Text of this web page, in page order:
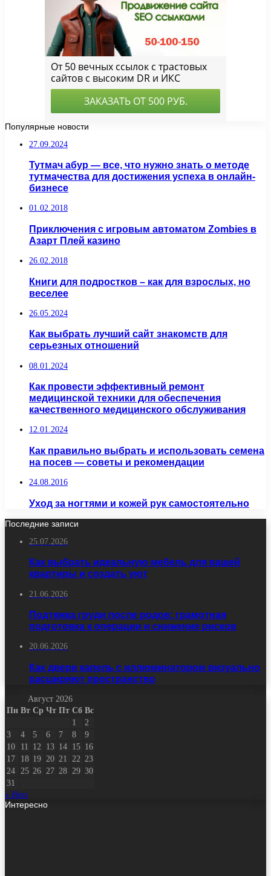
Популярные новости
27.09.2024
Тутмач абур — все, что нужно знать о методе
тутмачества для достижения успеха в онлайн-
бизнесе
01.02.2018
Приключения с игровым автоматом Zombies в
Азарт Плей казино
26.02.2018
Книги для подростков – как для взрослых, но
веселее
26.05.2024
Как выбрать лучший сайт знакомств для
серьезных отношений
08.01.2024
Как провести эффективный ремонт
медицинской техники для обеспечения
качественного медицинского обслуживания
12.01.2024
Как правильно выбрать и использовать семена
на посев — советы и рекомендации
24.08.2016
Уход за ногтями и кожей рук самостоятельно
Последние записи
25.07.2026
Как выбрать идеальную мебель для вашей
квартиры и создать уют
21.06.2026
Подтяжка груди после родов: грамотная
подготовка к операции и снижение рисков
20.06.2026
Как двери капель с иллюминатором визуально
расширяют пространство
Август 2026
Пн Вт Ср Чт Пт Сб Вс
1
2
3
4 5 6 7 8
9
10
11 12 13 14 15 16
17
18 19 20 21 22 23
24 25 26 27 28 29 30
31
« Июл
Интересно